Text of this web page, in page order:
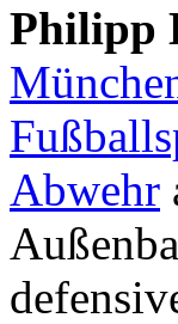
Philipp
Abwehr